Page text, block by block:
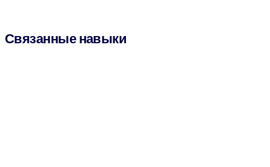
Связанные навыки